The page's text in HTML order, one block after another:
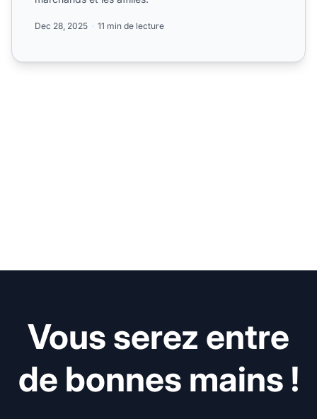
Dec 28, 2025 11 min de lecture
Vous serez entre
de bonnes mains !